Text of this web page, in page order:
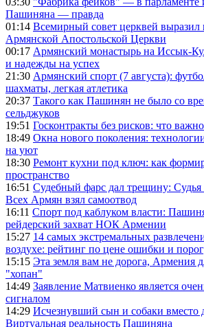
Пашиняна — правда
01:14 Всемирный совет церквей выразил
Армянской Апостольской Церкви
00:17 Армянский монастырь на Иссык-
и надежды на успех
21:30 Армянский спорт (7 августа):
шахматы, легкая атлетика
20:37 Такого как Пашинян не было со
сельджуков
19:51 Госконтракты без рисков: что
18:49 Окна нового поколения:
на уют
18:30 Ремонт кухни под ключ: как
пространство
16:51 Судебный фарс дал трещину: Судья
Всех Армян взял самоотвод
16:11 Спорт под каблуком власти:
рейдерский захват НОК Армении
15:27 14 самых экстремальных
воздухе: рейтинг по цене ошибки и
15:15 Эта земля вам не дорога, Армения
"хопан"
14:49 Заявление Матвиенко является
сигналом
14:29 Исчезнувший сын и собаки вместо
Виртуальная реальность Пашиняна